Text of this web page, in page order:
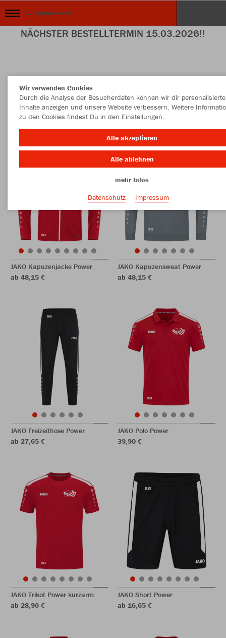
SV Illmensee Aktiv
NÄCHSTER BESTELLTERMIN 15.03.2026!!
JAKO Kapuzenjacke Power
ab 48,15 €
JAKO Kapuzensweat Power
ab 48,15 €
JAKO Freizeithose Power
ab 27,65 €
JAKO Polo Power
39,90 €
JAKO Trikot Power kurzarm
ab 28,90 €
JAKO Short Power
ab 16,65 €
Wir verwenden Cookies
Durch die Analyse der Besucherdaten können wir dir personalisierte
Inhalte anzeigen und unsere Website verbessern. Weitere
zu den Cookies findest Du in den Einstellungen.
Alle akzeptieren
Alle ablehnen
mehr Infos
Datenschutz
Impressum